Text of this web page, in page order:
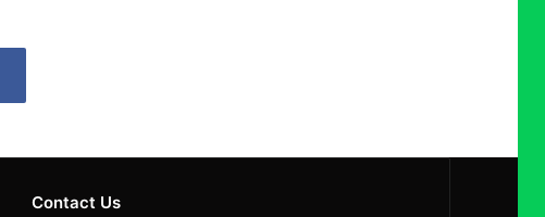
Contact Us